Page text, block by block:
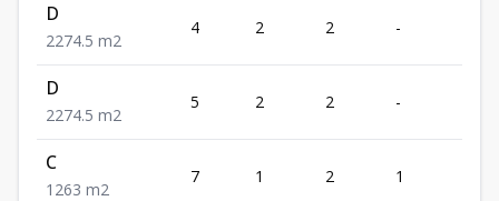
D
2274.5 m2
4 2 2 -
D
2274.5 m2
5 2 2 -
C
1 263 m2
7 1 2 1